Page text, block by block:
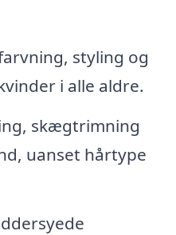
styling og
i alle aldre.
skægtrimning
uanset hårtype